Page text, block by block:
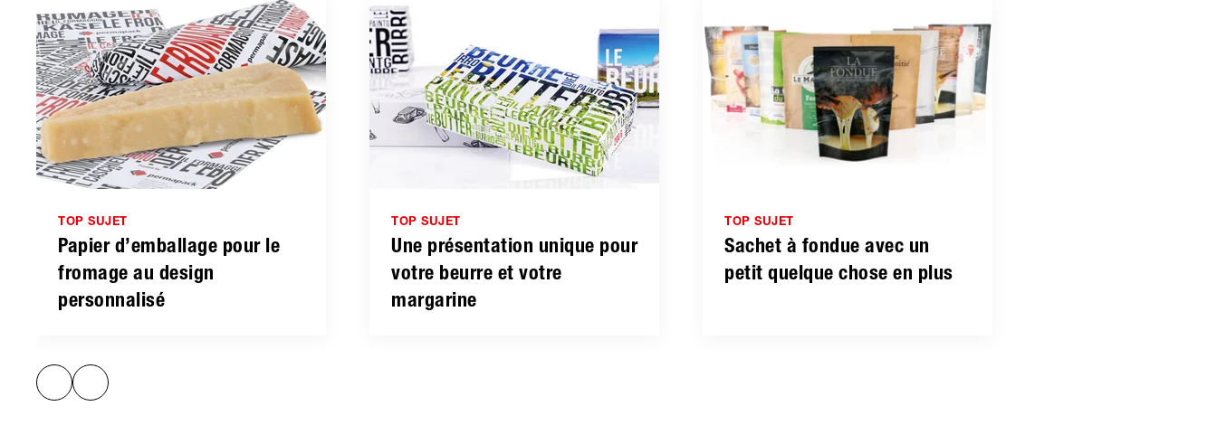
TOP SUJET
Papier d’emballage pour le
fromage au design
personnalisé
TOP SUJET
Une présentation unique pour
votre beurre et votre
margarine
TOP SUJET
Sachet à fondue avec un
petit quelque chose en plus